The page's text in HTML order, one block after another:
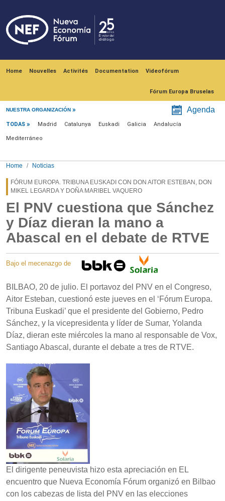
Home Nouvelles Activités Documentation Videofórum
Fórum Europa Bruselas
NUESTRA ORGANIZACIÓN Agenda
Menú noticias
TODAS Madrid Catalunya Euskadi Galicia Andalucía
Mediterráneo
Home Noticias
FÓRUM EUROPA. TRIBUNA EUSKADI CON DON AITOR ESTEBAN, DON
MIKEL LEGARDA Y DOÑA MARIBEL VAQUERO
El PNV cuestiona que Sánchez
y Díaz dieran la mano a
Abascal en el debate de RTVE
Bajo el mecenazgo de
BILBAO, 20 de julio. El portavoz del PNV en el Congreso,
Aitor Esteban, cuestionó este jueves en el ‘Fórum Europa.
Tribuna Euskadi’ que el presidente del Gobierno, Pedro
Sánchez, y la vicepresidenta y líder de Sumar, Yolanda
Díaz, dieran este miércoles la mano al responsable de Vox,
Santiago Abascal, durante el debate a tres de RTVE.
El dirigente peneuvista hizo esta apreciación en EL
encuentro que Nueva Economía Fórum organizó en Bilbao
con los cabezas de lista del PNV en las elecciones